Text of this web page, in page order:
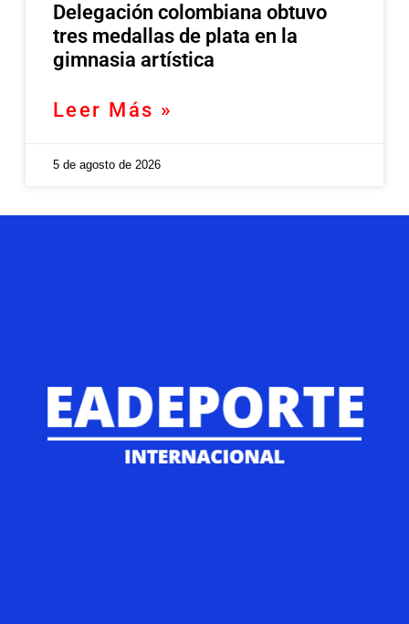
Delegación colombiana obtuvo
tres medallas de plata en la
gimnasia artística
Leer Más »
5 de agosto de 2026